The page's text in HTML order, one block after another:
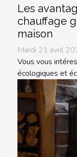
Les
chauffage
maison
Mardi 21 avril
Vous vous
écologiques et